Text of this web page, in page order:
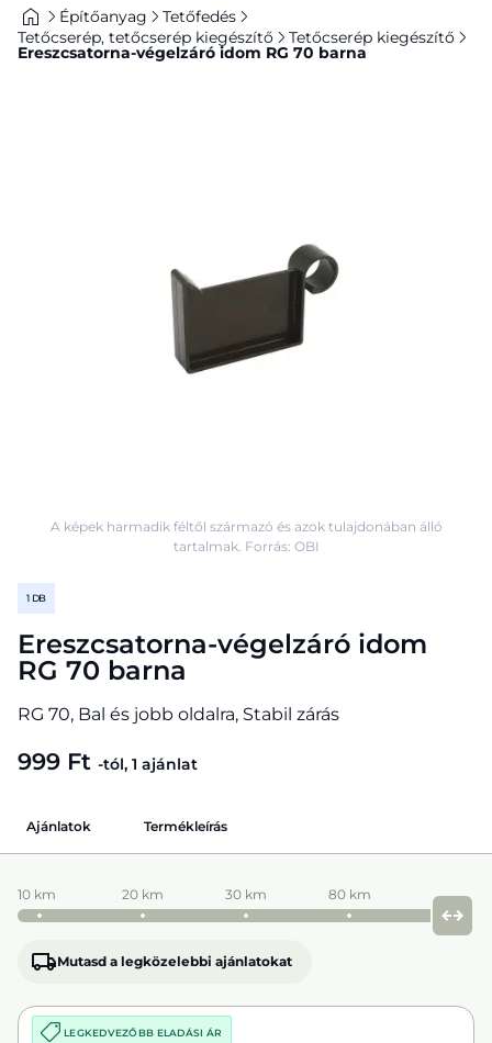
Építőanyag
Tetőfedés
Tetőcserép, tetőcserép kiegészítő
Tetőcserép kiegészítő
Ereszcsatorna-végelzáró idom RG 70 barna
1 DB
Ereszcsatorna-végelzáró idom
RG 70 barna
RG 70, Bal és jobb oldalra, Stabil zárás
999 Ft -tól, 1 ajánlat
A képek harmadik féltől származó és azok tulajdonában álló
tartalmak. Forrás: OBI
Ajánlatok Termékleírás
10 km 20 km 30 km 80 km
Mutasd a legközelebbi ajánlatokat
LEGKEDVEZŐBB ELADÁSI ÁR